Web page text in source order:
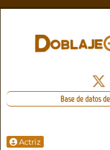
Base de datos
Actriz